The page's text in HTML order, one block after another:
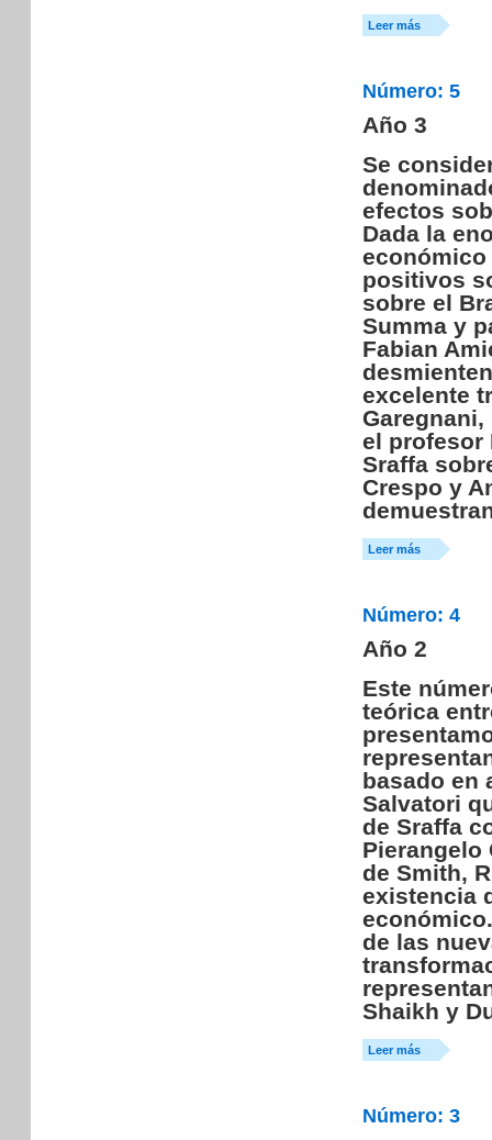
Leer más
Número: 5
Año 3
Se
efectos
Dada la
positivos
sobre el
Summa y
Fabian
excelente
el profesor
Sraffa
Crespo y
Leer más
Número: 4
Año 2
Este
teórica
basado en
Salvatori
de Sraffa
Pierangelo
de Smith,
existencia
de las
Shaikh y
Leer más
Número: 3